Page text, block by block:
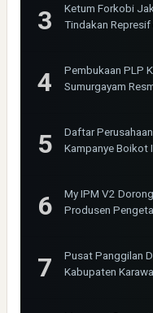
Ketum Forkobi
Tindakan
Pembukaan PLP
Sumurgayam
Daftar
Kampanye Boikot
My IPM V2
Produsen
Pusat Panggilan
Kabupaten